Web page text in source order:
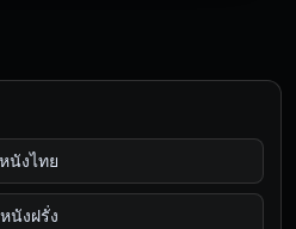
หนังไทย
หนังฝรั่ง